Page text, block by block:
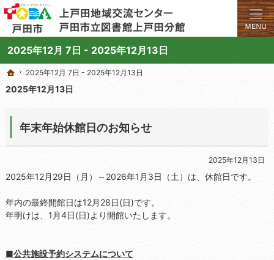
2025年12月 7日 - 2025年12月13日
学びと交流のプラットフォーム。地域の講座や施設をご案内しています。
上戸田地域交流センターや戸田市立図書館上戸田分館の総合案内サイト
ホーム
2025年12月 7日 - 2025年12月13日
2025年12月13日
年末年始休館日のお知らせ
2025年12月13日
2025年12月29日（月）～2026年1月3日（土）は、休館日です。
年内の最終開館日は12月28日(日)です。
年明けは、1月4日(日)より開館いたします。
■公共施設予約システムについて
ホーム
2025年12月 7日 - 2025年12月13日